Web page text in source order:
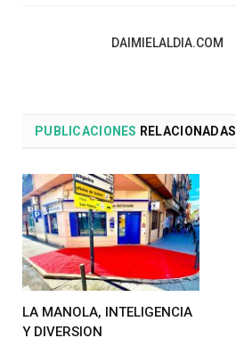
DAIMIELALDIA.COM
PUBLICACIONES RELACIONADAS
LA MANOLA, INTELIGENCIA
Y DIVERSION